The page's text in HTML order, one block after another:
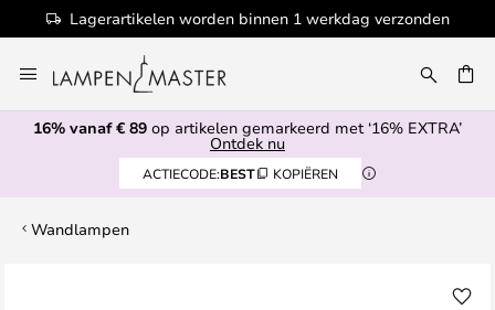
Lagerartikelen worden binnen 1 werkdag verzonden
naar
de
inhoud
16% vanaf € 89 op artikelen gemarkeerd met ‘16% EXTRA’
Ontdek nu
ACTIECODE:BEST KOPIËREN
Wandlampen